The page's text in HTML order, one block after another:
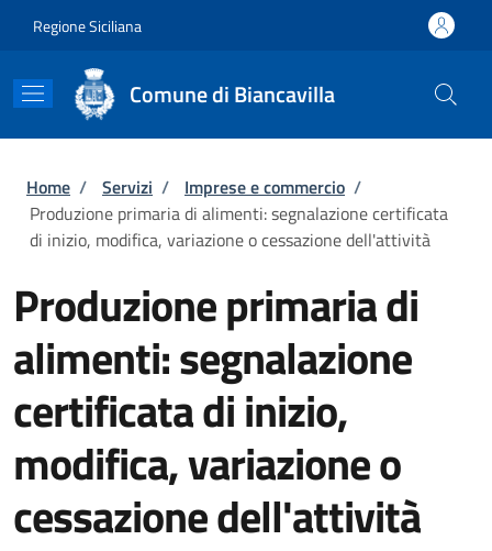
Regione Siciliana
Comune di Biancavilla
Briciole di pane
Home / Servizi / Imprese e commercio /
Produzione primaria di alimenti: segnalazione certificata
di inizio, modifica, variazione o cessazione dell'attività
Produzione primaria di
alimenti: segnalazione
certificata di inizio,
modifica, variazione o
cessazione dell'attività